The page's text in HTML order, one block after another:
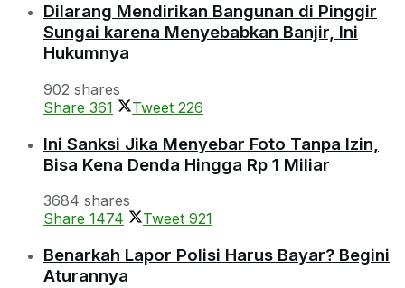
Dilarang Mendirikan Bangunan di Pinggir
Sungai karena Menyebabkan Banjir, Ini
Hukumnya
902 shares
Share 361 Tweet 226
Ini Sanksi Jika Menyebar Foto Tanpa Izin,
Bisa Kena Denda Hingga Rp 1 Miliar
3684 shares
Share 1474 Tweet 921
Benarkah Lapor Polisi Harus Bayar? Begini
Aturannya